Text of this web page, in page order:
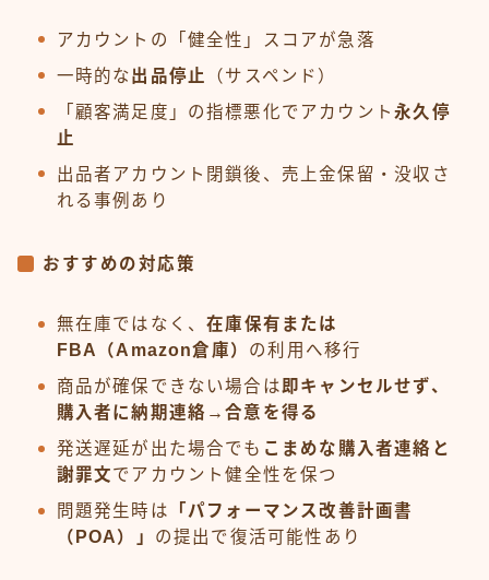
アカウントの「健全性」スコアが急落
一時的な出品停止
（サスペンド）
「顧客満足度」の指標悪化でアカウント永久停
止
出品者アカウント閉鎖後、売上金保留・没収さ
れる事例あり
おすすめの対応策
無在庫ではなく、在庫保有または
FBA（Amazon倉庫） の利用へ移行
商品が確保できない場合は即キャンセルせず、
購入者に納期連絡→合意を得る
発送遅延が出た場合でも こまめな購入者連絡と
謝罪文でアカウント健全性を保つ
問題発生時は
「パフォーマンス改善計画書
（POA）」 の提出で復活可能性あり